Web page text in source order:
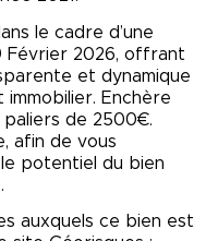
le cadre d’une
Février 2026, offrant
et dynamique
Enchère
de 2500€.
afin de vous
potentiel du bien
auxquels ce bien est